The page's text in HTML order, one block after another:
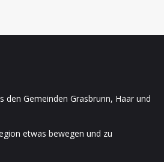
den Gemeinden Grasbrunn, Haar und
etwas bewegen und zu